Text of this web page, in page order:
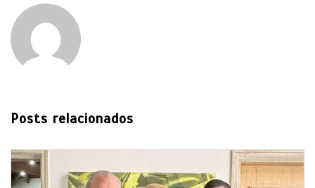
Posts relacionados